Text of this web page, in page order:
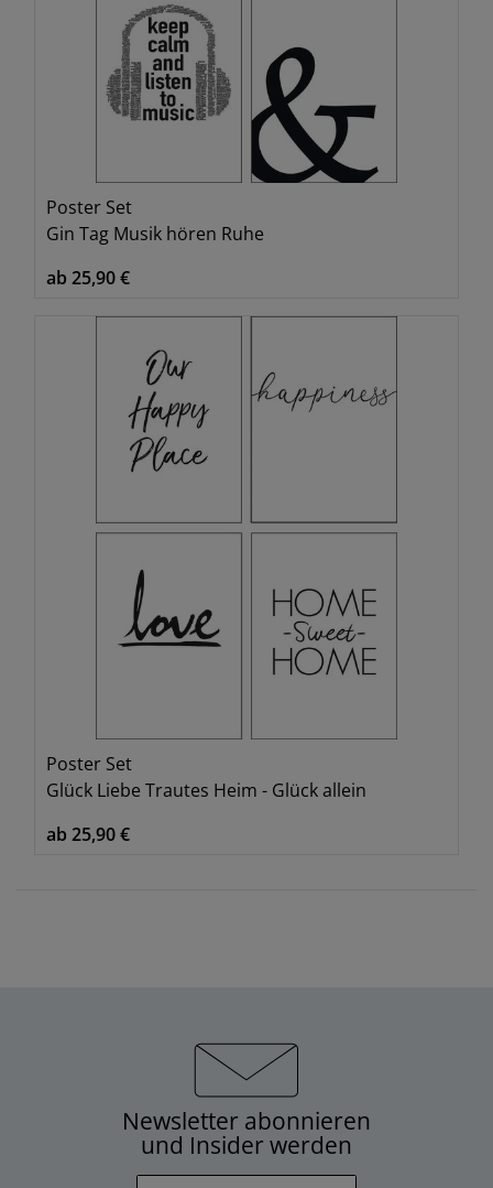
Poster Set
Gin Tag Musik hören Ruhe
ab 25,90 €
Poster Set
Glück Liebe Trautes Heim - Glück allein
ab 25,90 €
Newsletter abonnieren
und Insider werden